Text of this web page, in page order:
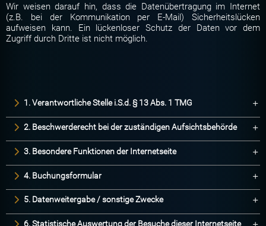
Wir weisen darauf hin, dass die Datenübertragung im Internet
(z.B. bei der Kommunikation per E-Mail) Sicherheitslücken
aufweisen kann. Ein lückenloser Schutz der Daten vor dem
Zugriff durch Dritte ist nicht möglich.
1. Verantwortliche Stelle i.S.d. § 13 Abs. 1 TMG
2. Beschwerderecht bei der zuständigen Aufsichtsbehörde
3. Besondere Funktionen der Internetseite
4. Buchungsformular
5. Datenweitergabe / sonstige Zwecke